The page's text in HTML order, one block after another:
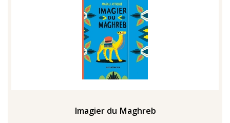
Imagier du Maghreb